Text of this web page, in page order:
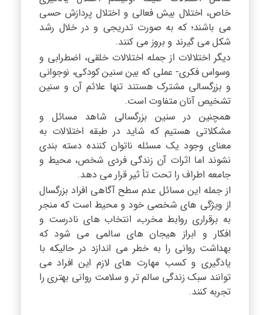
خاص، اختلال بیش فعالی و اختلال پردازش حسی
می باشند؛ که به صورت تدریجی و در خلال رشد
شکل می گیرند و بروز می کنند.
دیگر اختلالات از جمله اختلالات خلقی، اضطرابی و
وسواس فکری- عملی که بین سنین کودکی، نوجوانی
و بزرگسالی مشترک هستند تنها علائم آن و سنین
تشخیص آنان متفاوت است.
همچنین در سنین بزرگسالی شاهد مسائل و
مشکلاتی هستیم که شاید در طبقه اختلالات به
معنای وجود یک مسئله ناتوان کننده دسته بندی
نشوند اما اثرات آن زندگی فردی شخص، محیط و
جامعه اطراف را تحت تأ ثیر قرار می دهد.
از جمله این مسائل عدم سطح آگاهی افراد بزرگسال
از ویژگی های شخصی خود و محیط است که منجر
به برقراری روابط مخرب، انتخاب های نادرست و
افکار و ابراز هیجان های سالمی می شود که
بهداشت روانی را به خطر می اندازد در حالیکه با
یادگیری و کسب مهارت های لازم این افراد می
توانند سبک زندگی سالم تر و سلامت روانی بهتری را
تجربه کنند.